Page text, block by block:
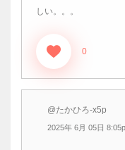
しい。。。
0
@たかひろ-x5p
2025年 6月 05日